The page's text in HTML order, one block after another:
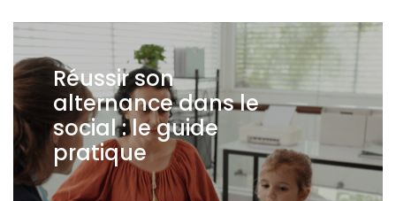
Réussir son
alternance dans le
social : le guide
pratique